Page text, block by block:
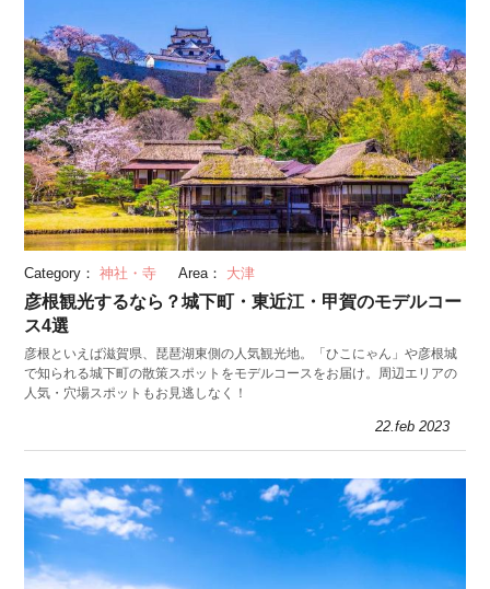
Category： 神社・寺 Area： 大津
彦根観光するなら？城下町・東近江・甲賀のモデルコー
ス4選
彦根といえば滋賀県、琵琶湖東側の人気観光地。「ひこにゃん」や彦根城
で知られる城下町の散策スポットをモデルコースをお届け。周辺エリアの
人気・穴場スポットもお見逃しなく！
22.feb 2023